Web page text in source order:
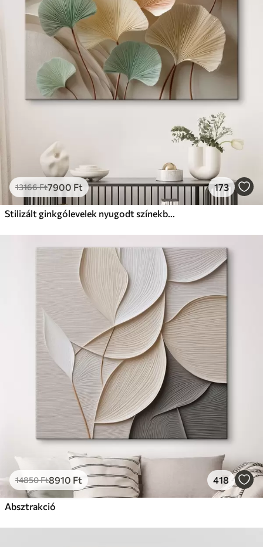
✗Környezetbarát anyag
Prémium
Ft
Élénk, gazdag színek
Fakulásálló
✓Biztonságos, szagtalan tinta
Eco-Prémium
Tól12405Ft
✓Élénk, gazdag színek
✓Fakulásálló
Környezetbarát anyag
13166Ft7900 Ft 173
Stilizált ginkgólevelek nyugodt színekben
14850Ft8910 Ft 418
Absztrakció